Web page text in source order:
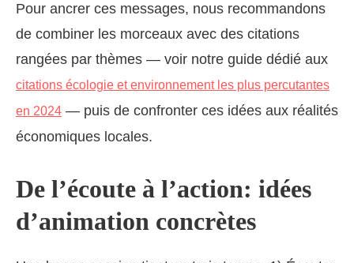
Pour ancrer ces messages, nous recommandons
de combiner les morceaux avec des citations
rangées par thèmes — voir notre guide dédié aux
citations écologie et environnement les plus percutantes
en 2024 — puis de confronter ces idées aux réalités
économiques locales.
De l’écoute à l’action: idées
d’animation concrètes